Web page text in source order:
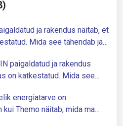
ja rakendus näitab, et
Mida see tähendab ja
paigaldatud ja rakendus
on katkestatud. Mida see
energiatarve on
Themo näitab, mida ma